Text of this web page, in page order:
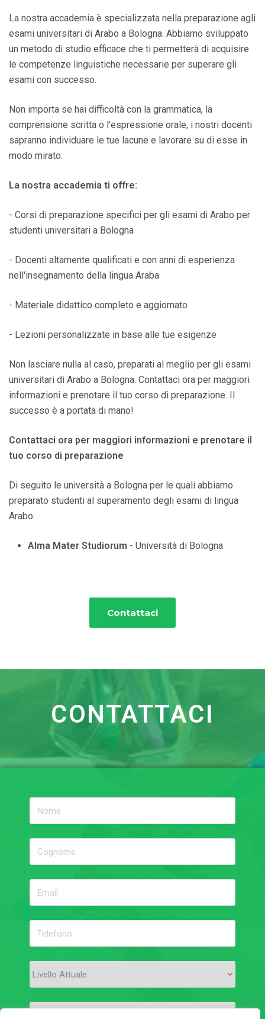
La nostra accademia è specializzata nella preparazione agli
esami universitari di Arabo a Bologna. Abbiamo sviluppato
un metodo di studio efficace che ti permetterà di acquisire
le competenze linguistiche necessarie per superare gli
esami con successo.
Non importa se hai difficoltà con la grammatica, la
comprensione scritta o l'espressione orale, i nostri docenti
sapranno individuare le tue lacune e lavorare su di esse in
modo mirato.
La nostra accademia ti offre:
- Corsi di preparazione specifici per gli esami di Arabo per
studenti universitari a Bologna
- Docenti altamente qualificati e con anni di esperienza
nell'insegnamento della lingua Araba
- Materiale didattico completo e aggiornato
- Lezioni personalizzate in base alle tue esigenze
Non lasciare nulla al caso, preparati al meglio per gli esami
universitari di Arabo a Bologna. Contattaci ora per maggiori
informazioni e prenotare il tuo corso di preparazione. Il
successo è a portata di mano!
Contattaci ora per maggiori informazioni e prenotare il
tuo corso di preparazione
Di seguito le università a Bologna per le quali abbiamo
preparato studenti al superamento degli esami di lingua
Arabo:
Alma Mater Studiorum - Università di Bologna
Contattaci
CONTATTACI